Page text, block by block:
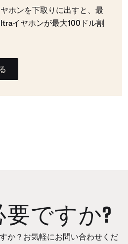
ホンを下取りに出すと、最
イヤホンが最大100ドル割
ですか?
か？お気軽にお問い合わせくだ